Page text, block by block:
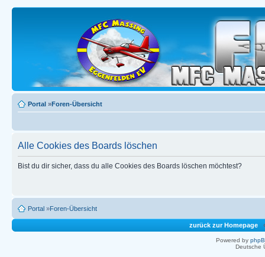
Portal »Foren-Übersicht
Alle Cookies des Boards löschen
Bist du dir sicher, dass du alle Cookies des Boards löschen möchtest?
Portal »Foren-Übersicht
zurück zur Homepage ‹
Powered by
Deutsche